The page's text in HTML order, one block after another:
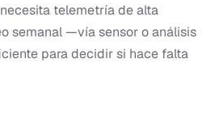
telemetría de alta
semanal —vía sensor o análisis
para decidir si hace falta